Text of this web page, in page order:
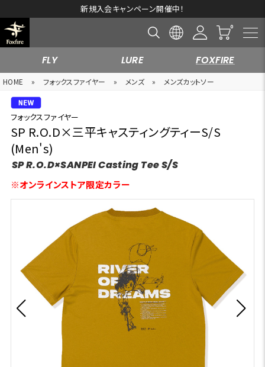
新規入会キャンペーン開催中！
FLY LURE FOXFIRE
HOME » フォックスファイヤー » メンズ » メンズカットソー
フォックスファイヤー
SP R.O.D×三平キャスティングティーS/S
(Men's)
SP R.O.D×SANPEI Casting Tee S/S
※オンラインストア限定カラー